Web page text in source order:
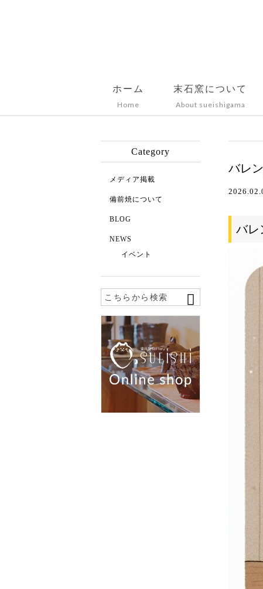
ホーム
Home
末石窯について
About sueishigama
バレ
バレ
Category
メディア掲載
備前焼について
BLOG
NEWS
イベント